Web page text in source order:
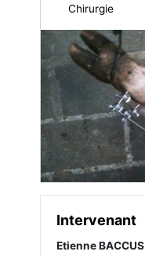
Chirurgie
Intervenant
Etienne BACCUS